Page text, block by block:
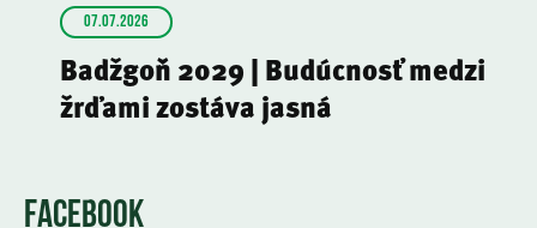
07.07.2026
Badžgoň 2029 | Budúcnosť medzi
žrďami zostáva jasná
FACEBOOK